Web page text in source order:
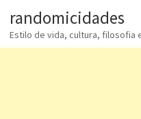
randomicidades
Estilo de vida, cultura, filosofia